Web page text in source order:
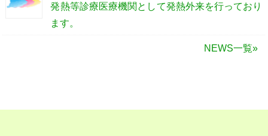
発熱等診療医療機関として発熱外来を行っており
ます。
NEWS一覧»